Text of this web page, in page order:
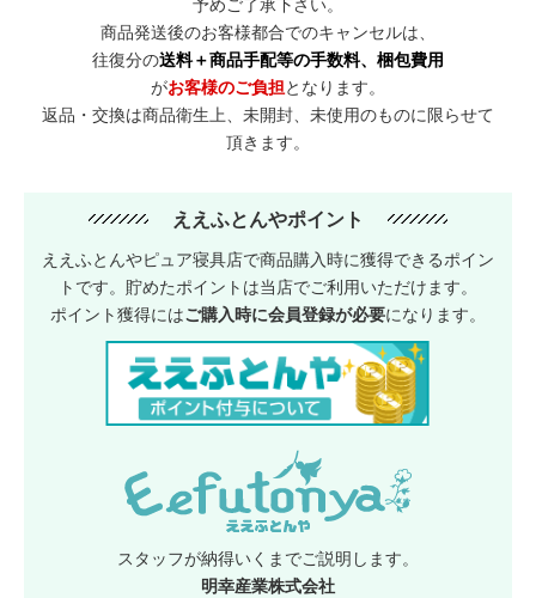
予めご了承下さい。
商品発送後のお客様都合でのキャンセルは、
往復分の送料＋商品手配等の手数料、梱包費用
がお客様のご負担となります。
返品・交換は商品衛生上、未開封、未使用のものに限らせて
頂きます。
ええふとんやポイント
ええふとんやピュア寝具店で商品購入時に獲得できるポイン
トです。貯めたポイントは当店でご利用いただけます。
ポイント獲得にはご購入時に会員登録が必要になります。
スタッフが納得いくまでご説明します。
明幸産業株式会社